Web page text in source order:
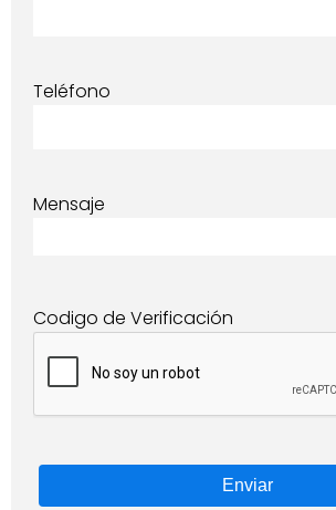
Teléfono
Mensaje
Codigo de Verificación
Enviar